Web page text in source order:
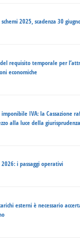
2025, scadenza 30
requisito temporale per
economiche
IVA: la Cassazione
alla luce della
i passaggi operativi
esterni è necessario